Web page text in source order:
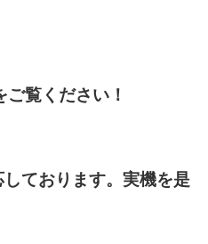
覧ください！
ております。実機を是